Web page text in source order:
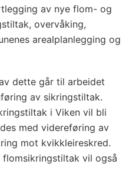
av nye flom- og
overvåking,
arealplanlegging og
dette går til arbeidet
av sikringstiltak.
i Viken vil bli
med videreføring av
mot kvikkleireskred.
vil også